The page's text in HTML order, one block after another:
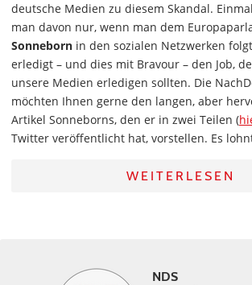
deutsche Medien zu diesem Skandal.
man davon nur, wenn man dem
Sonneborn in den sozialen Netzwerken
erledigt – und dies mit Bravour – den Job,
unsere Medien erledigen sollten. Die
möchten Ihnen gerne den langen, aber
Artikel Sonneborns, den er in zwei Teilen (
Twitter veröffentlicht hat, vorstellen. Es
WEITERLESEN
NDS